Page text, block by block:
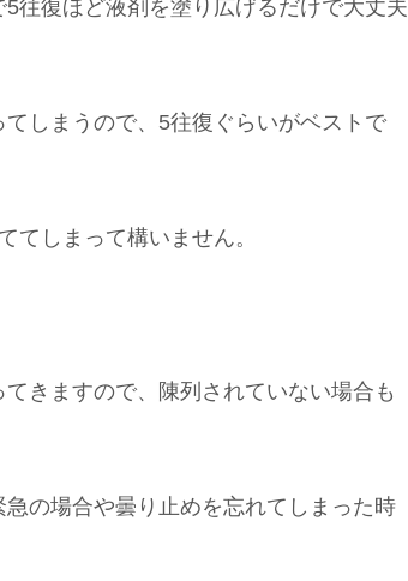
往復ほど液剤を塗り広げるだけで大丈夫
しまうので、5往復ぐらいがベストで
てしまって構いません。
きますので、陳列されていない場合も
の場合や曇り止めを忘れてしまった時